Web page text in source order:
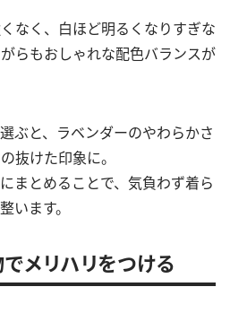
なく、白ほど明るくなりすぎな
らもおしゃれな配色バランスが
ぶと、ラベンダーのやわらかさ
抜けた印象に。
まとめることで、気負わず着ら
います。
メリハリをつける